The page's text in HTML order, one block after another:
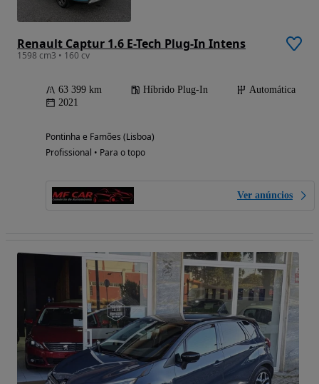
Renault Captur 1.6 E-Tech Plug-In Intens
1598 cm3 • 160 cv
63 399 km Híbrido Plug-In
Automática
2021
Pontinha e Famões (Lisboa)
Profissional • Para o topo
Ver anúncios